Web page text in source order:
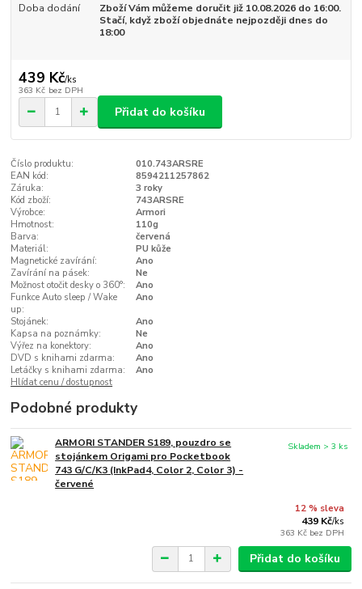
Doba dodání
Zboží Vám můžeme doručit již 10.08.2026 do 16:00.
Stačí, když zboží objednáte nejpozději dnes do
18:00
439 Kč/ks
363 Kč bez DPH
Přidat do košíku
Číslo produktu:
010.743ARSRE
EAN kód:
8594211257862
Záruka:
3 roky
Kód zboží:
743ARSRE
Výrobce:
Armori
Hmotnost:
110g
Barva:
červená
Materiál:
PU kůže
Magnetické zavírání:
Ano
Zavírání na pásek:
Ne
Možnost otočit desky o 360°:
Ano
Funkce Auto sleep / Wake
up:
Ano
Stojánek:
Ano
Kapsa na poznámky:
Ne
Výřez na konektory:
Ano
DVD s knihami zdarma:
Ano
Letáčky s knihami zdarma:
Ano
Hlídat cenu / dostupnost
Podobné produkty
ARMORI STANDER S189, pouzdro se
stojánkem Origami pro Pocketbook
743 G/C/K3 (InkPad4, Color 2, Color 3) -
červené
12 % sleva
439 Kč/ks
363 Kč bez DPH
Skladem > 3 ks
Přidat do košíku